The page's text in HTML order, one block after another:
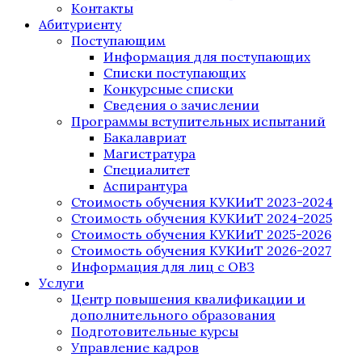
Контакты
Абитуриенту
Поступающим
Информация для поступающих
Списки поступающих
Конкурсные списки
Сведения о зачислении
Программы вступительных испытаний
Бакалавриат
Магистратура
Специалитет
Аспирантура
Стоимость обучения КУКИиТ 2023-2024
Стоимость обучения КУКИиТ 2024-2025
Стоимость обучения КУКИиТ 2025-2026
Стоимость обучения КУКИиТ 2026-2027
Информация для лиц с ОВЗ
Услуги
Центр повышения квалификации и
дополнительного образования
Подготовительные курсы
Управление кадров